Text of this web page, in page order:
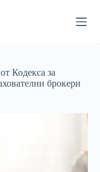
Кодекса за
брокери